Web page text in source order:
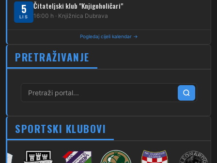
270 Dubec – Sesvete – Blaguša
272 Dubec – Sesvete – Moravče
273
Dubec – Sesvete – Laktec
280 Dubec – Sesvete – Šimuncevec
212 Noćna – Dubec – Sesvete
5
LIS
Čitateljski klub "Knjigoholičari"
16:00 h · Knjižnica Dubrava
Pogledaj cijeli kalendar →
PRETRAŽIVANJE
SPORTSKI KLUBOVI